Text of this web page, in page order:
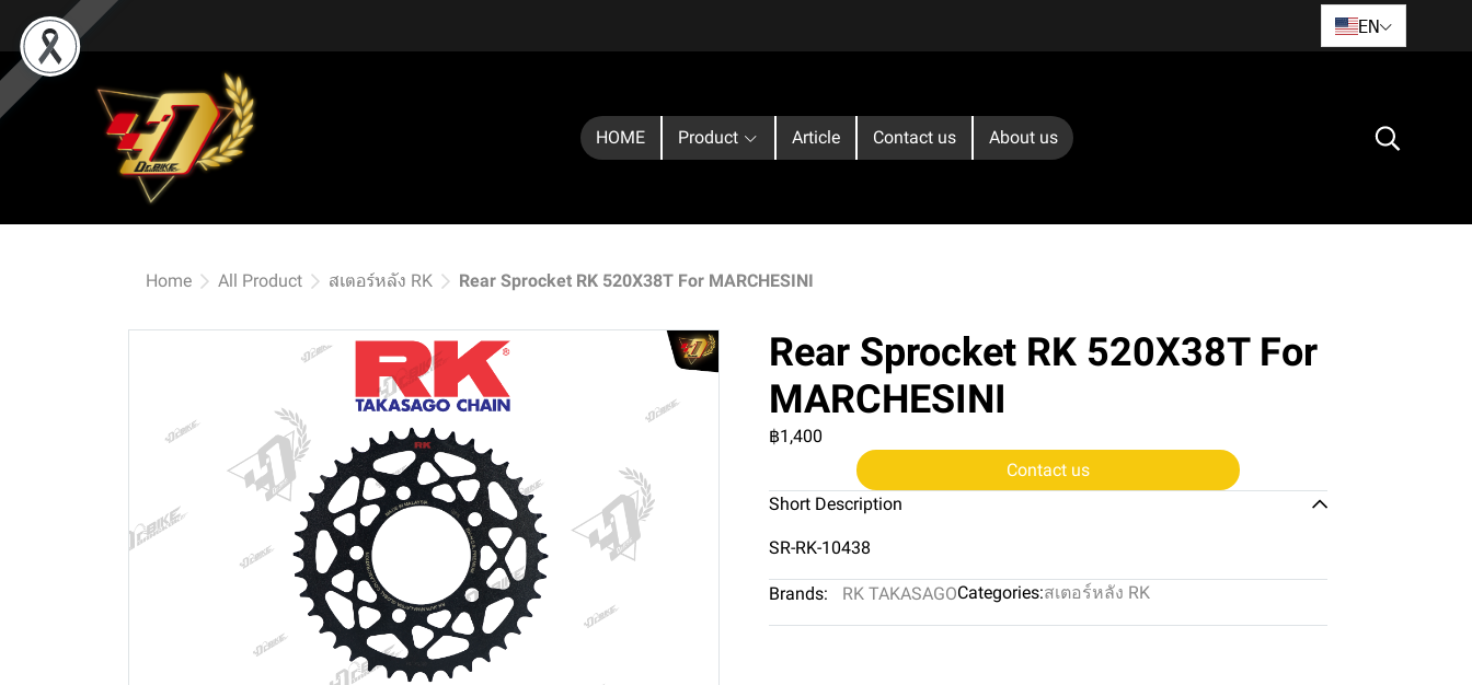
EN
HOME Product Article Contact us About us
Home All Product สเตอร์หลัง RK Rear Sprocket RK 520X38T For MARCHESINI
Rear Sprocket RK 520X38T For
MARCHESINI
฿1,400
Contact us
Short Description
SR-RK-10438
Brands: RK TAKASAGOCategories:สเตอร์หลัง RK